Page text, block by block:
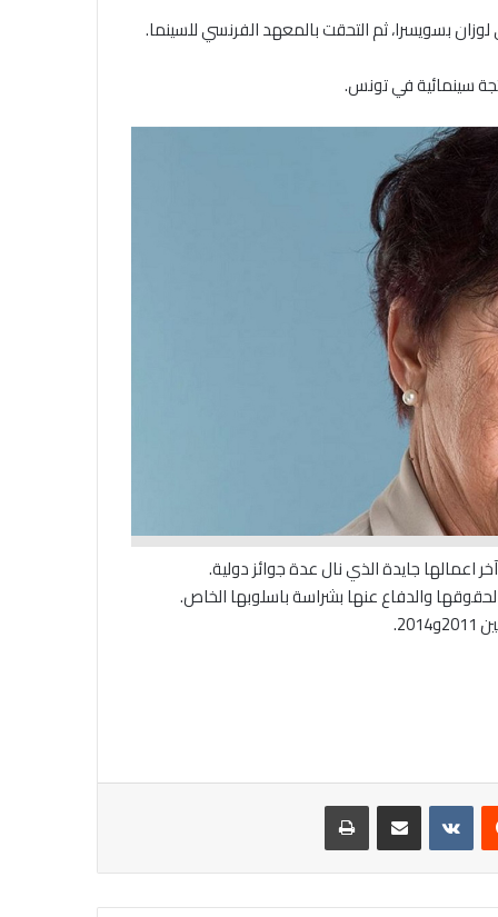
بسويسرا، ثم التحقت بالمعهد الفرنسي للسينما.
والدفاع عنها بشراسة باسلوبها الخاص.
مشاركة عبر البريد طباعة